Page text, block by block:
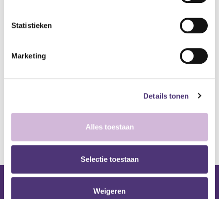
Statistieken
Marketing
Details tonen
Alles toestaan
Selectie toestaan
Weigeren
Aan winkelmandje toevoegen
Algemene voorwaarden
*Bij grote aankopen, gelieve de klantendienst te contacteren. Hier
kan de levertermijn iets langer zijn.